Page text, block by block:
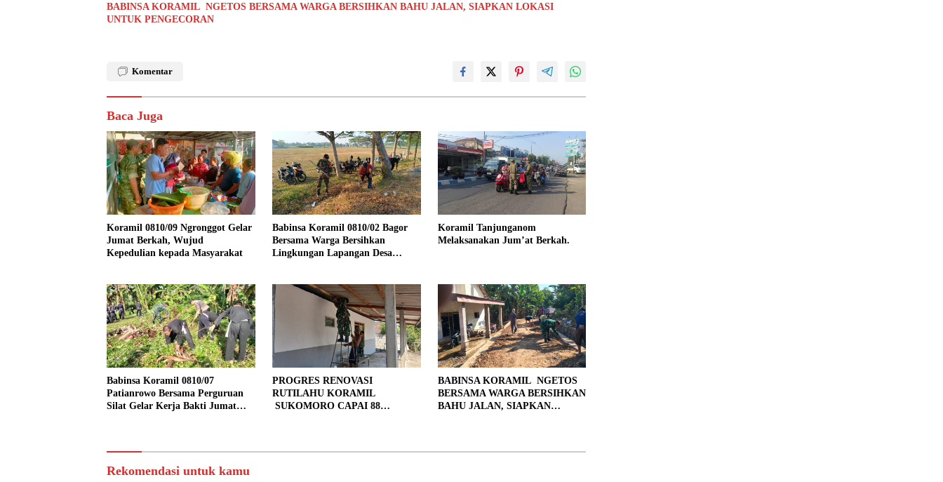
BABINSA KORAMIL NGETOS BERSAMA WARGA BERSIHKAN BAHU JALAN, SIAPKAN LOKASI
UNTUK PENGECORAN
Komentar
Baca Juga
Koramil 0810/09 Ngronggot Gelar
Jumat Berkah, Wujud
Kepedulian kepada Masyarakat
Babinsa Koramil 0810/02 Bagor
Bersama Warga Bersihkan
Lingkungan Lapangan Desa
Koramil Tanjunganom
Melaksanakan Jum’at Berkah.
Babinsa Koramil 0810/07
Patianrowo Bersama Perguruan
Silat Gelar Kerja Bakti Jumat
PROGRES RENOVASI
RUTILAHU KORAMIL
SUKOMORO CAPAI 88
BABINSA KORAMIL NGETOS
BERSAMA WARGA BERSIHKAN
BAHU JALAN, SIAPKAN
Rekomendasi untuk kamu